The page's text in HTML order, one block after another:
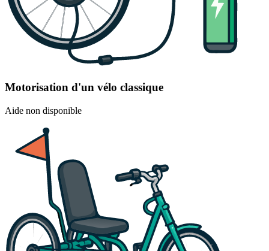
Motorisation d'un vélo classique
Aide non disponible